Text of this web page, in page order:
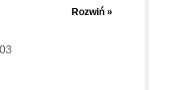
lekko przynudzi
mają bardzo szeroką
wiele funkcji i kurs
w materiałach
Rozwiń »